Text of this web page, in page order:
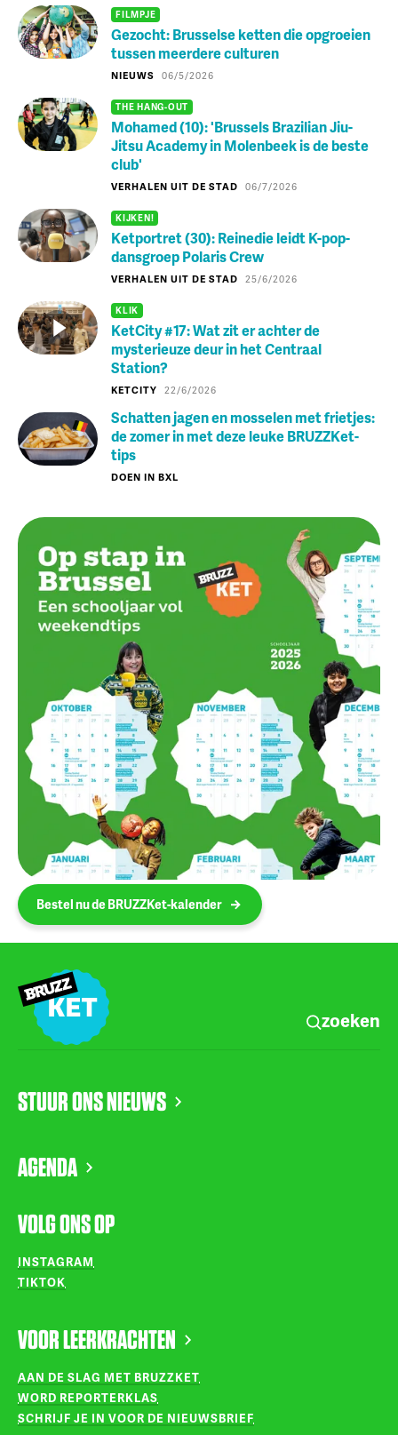
FILMPJE
Gezocht: Brusselse ketten die opgroeien
tussen meerdere culturen
NIEUWS 06/5/2026
THE HANG-OUT
Mohamed (10): 'Brussels Brazilian Jiu-
Jitsu Academy in Molenbeek is de beste
club'
VERHALEN UIT DE STAD 06/7/2026
KIJKEN!
Ketportret (30): Reinedie leidt K-pop-
dansgroep Polaris Crew
VERHALEN UIT DE STAD 25/6/2026
KLIK
KetCity #17: Wat zit er achter de
mysterieuze deur in het Centraal
Station?
KETCITY 22/6/2026
Schatten jagen en mosselen met frietjes:
de zomer in met deze leuke BRUZZKet-
tips
DOEN IN BXL
Bestel nu de BRUZZKet-kalender
zoeken
STUUR ONS NIEUWS
AGENDA
VOLG ONS OP
INSTAGRAM
TIKTOK
VOOR LEERKRACHTEN
AAN DE SLAG MET BRUZZKET
WORD REPORTERKLAS
SCHRIJF JE IN VOOR DE NIEUWSBRIEF